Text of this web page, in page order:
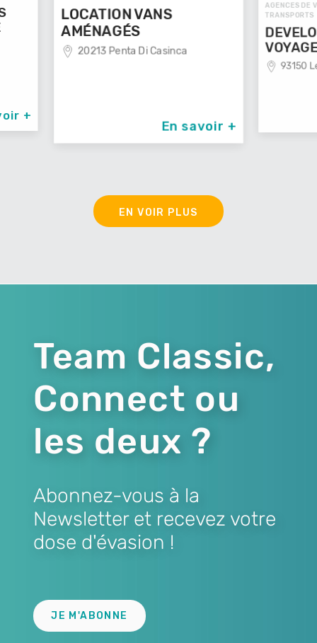
savoir +
AGENCES DE VOYAGES / VOYAGES -
TRANSPORTS
DEVELOP'MENT'
VOYAGES
En savoir +
EN VOIR PLUS
Team Classic,
Connect ou
les deux ?
Abonnez-vous à la
Newsletter et recevez votre
dose d'évasion !
JE M'ABONNE